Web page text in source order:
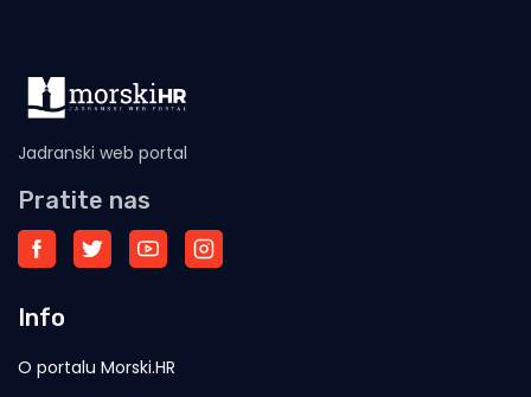
Jadranski web portal
Pratite nas
Info
O portalu Morski.HR